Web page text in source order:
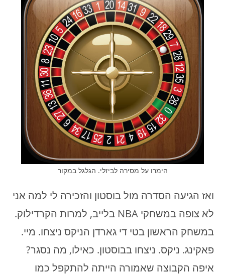
הימרו על מסירה לביזלי. הגלגל במקור
ואז הגיעה הסדרה מול בוסטון והזכירה לי למה אני
לא צופה במשחקי NBA בלייב, למרות הקרדילוק.
במשחק הראשון בטי די גארדן הניקס ניצחו. מיי.
פאקינג. ניקס. ניצחו בבוסטון. כאילו, מה נסגר?
איפה הקבוצה שאמורה הייתה להתקפל כמו